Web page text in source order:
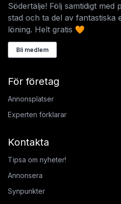
Södertälje! Följ samtidigt med
stad och ta del av fantastiska
löning. Helt gratis 🧡
Bli medlem
För företag
Annonsplatser
Experten förklarar
Kontakta
Tipsa om nyheter!
Annonsera
Synpunkter